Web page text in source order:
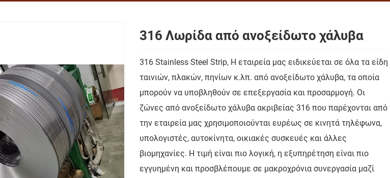
316 Λωρίδα από ανοξείδωτο χάλυβα
316 Stainless Steel Strip, Η εταιρεία μας ειδικεύεται σε όλα τα είδη
ταινιών, πλακών, πηνίων κ.λπ. από ανοξείδωτο χάλυβα, τα οποία
μπορούν να υποβληθούν σε επεξεργασία και προσαρμογή. Οι
ζώνες από ανοξείδωτο χάλυβα ακριβείας 316 που παρέχονται από
την εταιρεία μας χρησιμοποιούνται ευρέως σε κινητά τηλέφωνα,
υπολογιστές, αυτοκίνητα, οικιακές συσκευές και άλλες
βιομηχανίες. Η τιμή είναι πιο λογική, η εξυπηρέτηση είναι πιο
εγγυημένη και προσβλέπουμε σε μακροχρόνια συνεργασία μαζί